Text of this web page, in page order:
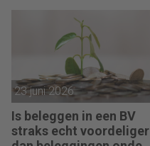
23 juni 2026
Is beleggen in een BV
straks echt voordeliger